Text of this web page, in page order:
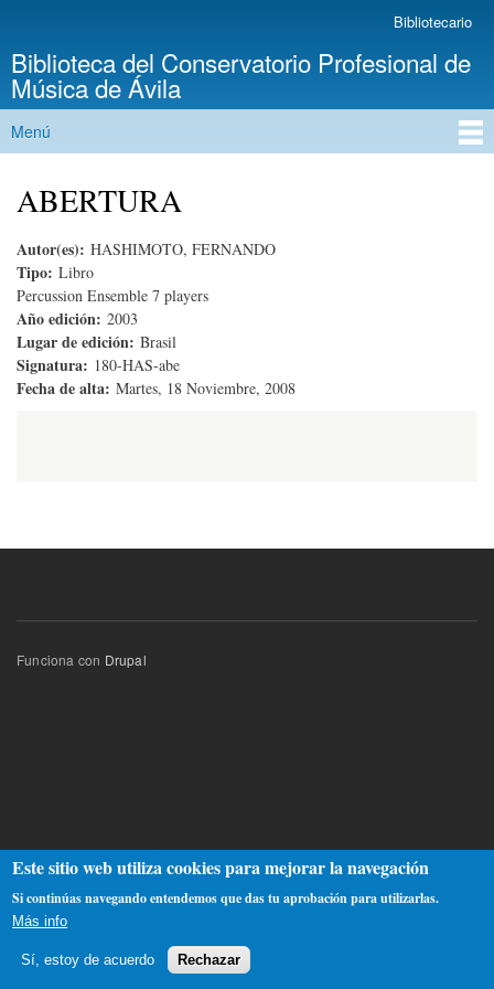
principal
Bibliotecario
Biblioteca del Conservatorio Profesional de
Música de Ávila
Menú principal
Menú
ABERTURA
Autor(es): HASHIMOTO, FERNANDO
Tipo: Libro
Percussion Ensemble 7 players
Año edición: 2003
Lugar de edición: Brasil
Signatura: 180-HAS-abe
Fecha de alta: Martes, 18 Noviembre, 2008
Funciona con Drupal
Este sitio web utiliza cookies para mejorar la navegación
Si continúas navegando entendemos que das tu aprobación para utilizarlas.
Más info
Sí, estoy de acuerdo Rechazar